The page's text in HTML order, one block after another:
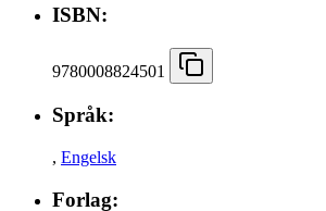
ISBN:
9780008824501
Språk:
, Engelsk
Forlag: